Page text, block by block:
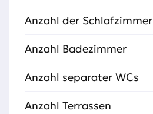
Anzahl der Schlafzimmer
Anzahl Badezimmer
Anzahl separater WCs
Anzahl Terrassen